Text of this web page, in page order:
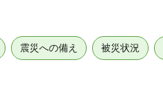
震災への備え 被災状況